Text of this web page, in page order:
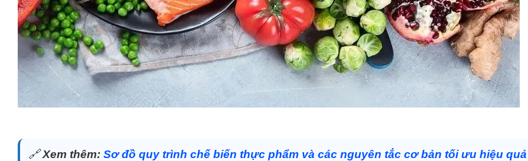
🔗Xem thêm: Sơ đồ quy trình chế biến thực phẩm và các nguyên tắc cơ bản tối ưu hiệu quả